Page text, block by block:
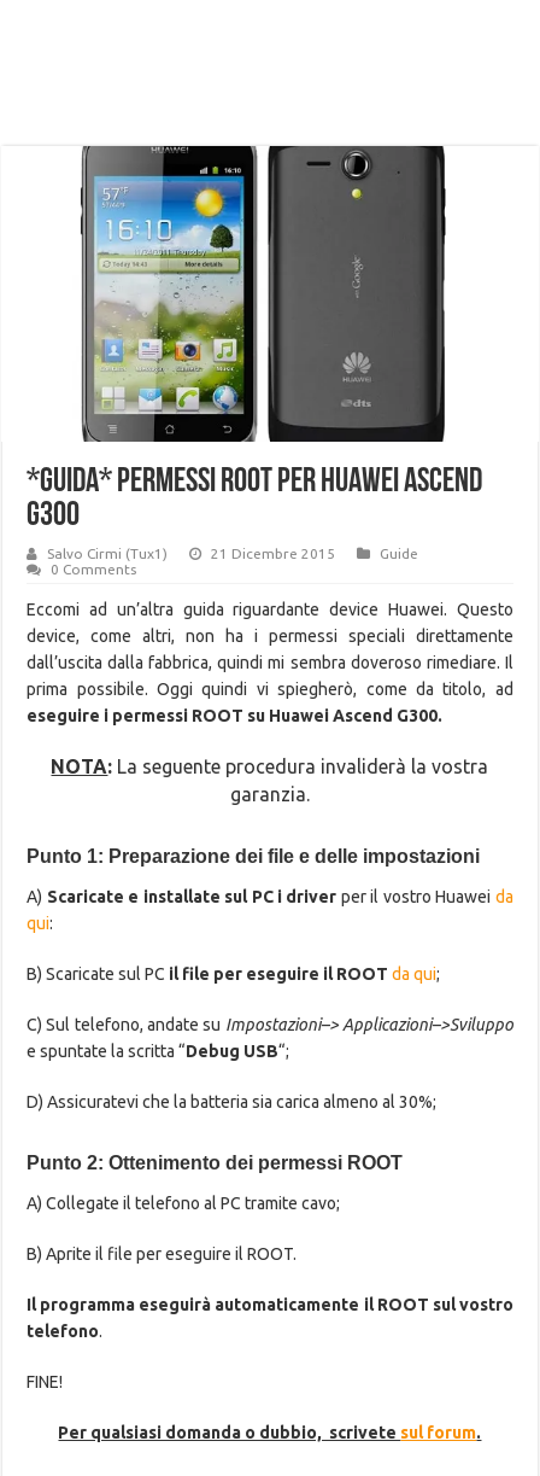
*GUIDA* Permessi ROOT per Huawei Ascend
G300
Salvo Cirmi (Tux1) 21 Dicembre 2015
Guide
0 Comments
Eccomi ad un’altra guida riguardante device Huawei. Questo
device, come altri, non ha i permessi speciali direttamente
dall’uscita dalla fabbrica, quindi mi sembra doveroso rimediare. Il
prima possibile. Oggi quindi vi spiegherò, come da titolo, ad
eseguire i permessi ROOT su Huawei Ascend G300.
NOTA: La seguente procedura invaliderà la vostra
garanzia.
Punto 1: Preparazione dei file e delle impostazioni
A) Scaricate e installate sul PC i driver per il vostro Huawei da
qui:
B) Scaricate sul PC il file per eseguire il ROOT da qui;
C) Sul telefono, andate su Impostazioni–> Applicazioni–>Sviluppo
e spuntate la scritta “Debug USB“;
D) Assicuratevi che la batteria sia carica almeno al 30%;
Punto 2: Ottenimento dei permessi ROOT
A) Collegate il telefono al PC tramite cavo;
B) Aprite il file per eseguire il ROOT.
Il programma eseguirà automaticamente il ROOT sul vostro
telefono.
FINE!
Per qualsiasi domanda o dubbio, scrivete sul forum.